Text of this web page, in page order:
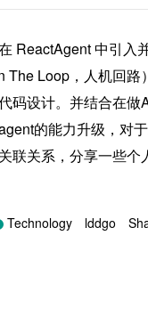
ReactAgent 中引入
The Loop，人机回路
码设计。并结合在做
的能力升级，对
联关系，分享一些个
Technology lddgo